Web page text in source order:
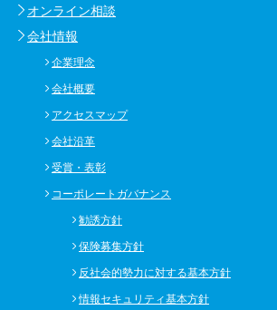
オンライン相談
会社情報
企業理念
会社概要
アクセスマップ
会社沿革
受賞・表彰
コーポレートガバナンス
勧誘方針
保険募集方針
反社会的勢力に対する基本方針
情報セキュリティ基本方針